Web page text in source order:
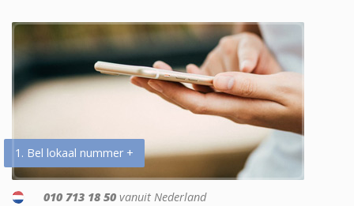
1. Bel lokaal nummer +
010 713 18 50 vanuit Nederland